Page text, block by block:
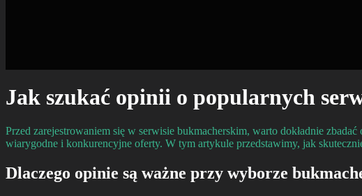
Jak szukać opinii o popularnych
Przed zarejestrowaniem się w serwisie bukmacherskim, warto dokładnie
wiarygodne i konkurencyjne oferty. W tym artykule przedstawimy, jak
Dlaczego opinie są ważne przy wyborze